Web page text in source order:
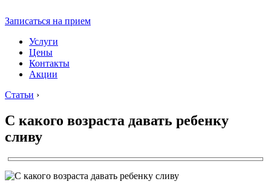
Записаться на прием
Услуги
Цены
Контакты
Акции
Статьи ›
С какого возраста давать ребенку
сливу